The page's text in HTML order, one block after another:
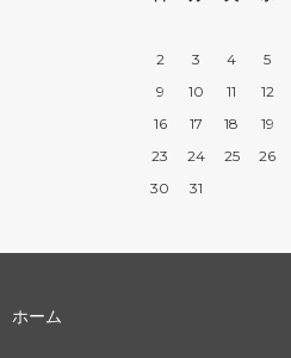
2
3 4 5
9
10 11 12
16
17 18 19
23
24 25 26
30
31
ホーム